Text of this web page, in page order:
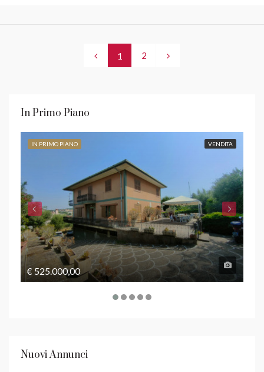
1 2
In Primo Piano
IN PRIMO PIANO VENDITA
€ 525.000,00
Nuovi Annunci